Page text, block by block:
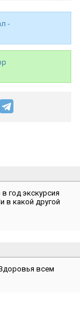
-
год экскурсия
в какой другой
всем